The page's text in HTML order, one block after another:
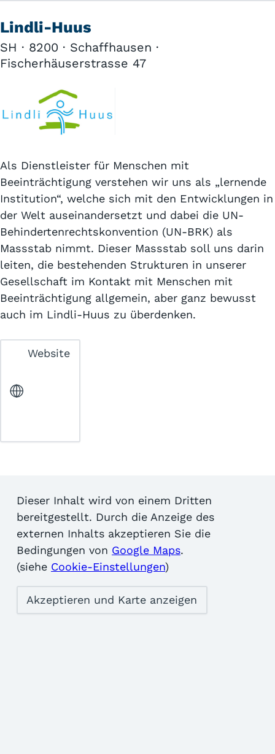
Lindli-Huus
SH · 8200 · Schaffhausen ·
Fischerhäuserstrasse 47
Als Dienstleister für Menschen mit
Beeinträchtigung verstehen wir uns als „lernende
Institution“, welche sich mit den Entwicklungen in
der Welt auseinandersetzt und dabei die UN-
Behindertenrechtskonvention (UN-BRK) als
Massstab nimmt. Dieser Massstab soll uns darin
leiten, die bestehenden Strukturen in unserer
Gesellschaft im Kontakt mit Menschen mit
Beeinträchtigung allgemein, aber ganz bewusst
auch im Lindli-Huus zu überdenken.
Website
Dieser Inhalt wird von einem Dritten
bereitgestellt. Durch die Anzeige des
externen Inhalts akzeptieren Sie die
Bedingungen von Google Maps.
(siehe Cookie-Einstellungen)
Akzeptieren und Karte anzeigen